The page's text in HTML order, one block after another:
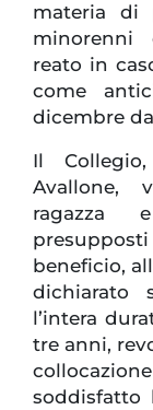
materia di
minorenni
reato in
come
dicembre
Il
Avallone,
ragazza
beneficio,
dichiarato
l’intera
tre anni,
soddisfatto